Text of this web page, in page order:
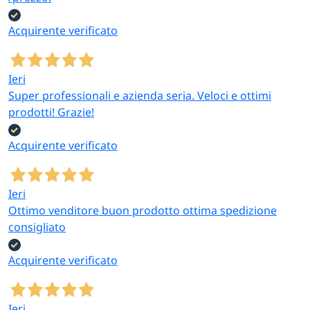
Tecnici elettronica e
informatica
tastiere, schede
elettroniche, ventole
di precisione
Sigillanti, zinco-cromo
Writer e artisti street
con cap intercambiabili
attività creative
Privati, hobbisti e fai-
Acquirente verificato
Ieri
Super professionali e azienda seria. Veloci e ottimi
prodotti! Grazie!
Acquirente verificato
Ieri
Ottimo venditore buon prodotto ottima spedizione
consigliato
Acquirente verificato